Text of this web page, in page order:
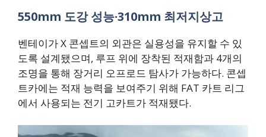
550mm 도강 성능·310mm 최저지상고
벤테이가 X 콘셉트의 외관은 실용성을 유지할 수 있
도록 설계됐으며, 루프 위에 장착된 적재함과 4개의
조명을 통해 장거리 오프로드 탐사가 가능하다. 콘셉
트카에는 적재 능력을 보여주기 위해 FAT 카트 리그
에서 사용되는 전기 고카트가 적재됐다.